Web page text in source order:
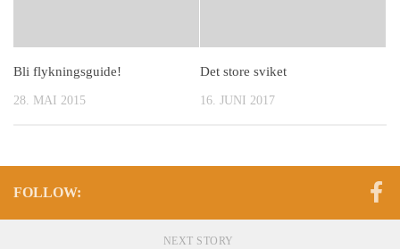
Bli flykningsguide!
28. MAI 2015
Det store sviket
16. JUNI 2017
FOLLOW:
NEXT STORY